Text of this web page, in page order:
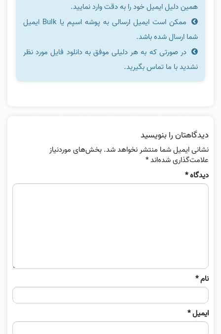
همین دلیل ایمیل خود را به دقت وارد نمایید.
ممکن است ایمیل ارسالی به پوشه اسپم یا Bulk ایمیل
شما ارسال شده باشد.
در صورتی که به هر دلیلی موفق به دانلود فایل مورد نظر
نشدید با ما تماس بگیرید.
دیدگاهتان را بنویسید
نشانی ایمیل شما منتشر نخواهد شد. بخش‌های موردنیاز
علامت‌گذاری شده‌اند*
دیدگاه*
نام*
ایمیل*